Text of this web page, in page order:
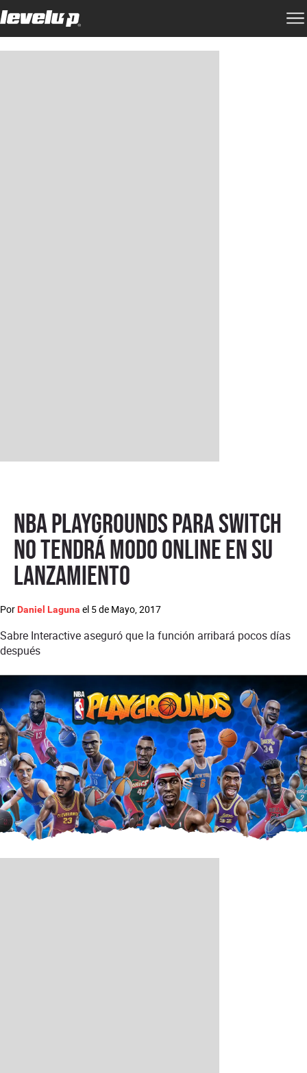
NBA Playgrounds para Switch
no tendrá modo online en su
lanzamiento
Por Daniel Laguna el 5 de Mayo, 2017
Sabre Interactive aseguró que la función arribará pocos días
después